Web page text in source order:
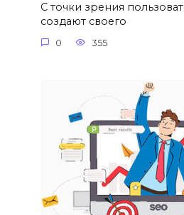
С точки зрения
создают своего
0 355